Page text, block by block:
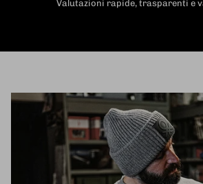
Valutazioni rapide, trasparenti e